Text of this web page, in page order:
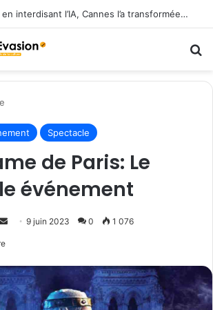
IA au cinéma : en interdisant l’IA, Cannes l’a transformée en label de luxe
Spectacle
de Paris: Le
événement
o
y
e
9 juin 2023 0 1 076